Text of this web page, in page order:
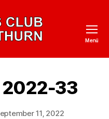
Menü
2022-33
11, 2022